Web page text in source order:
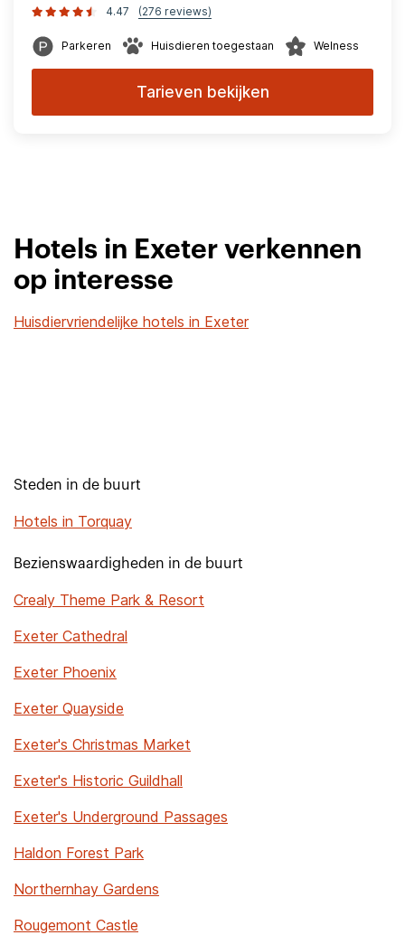
4.47
(276 reviews)
Parkeren Huisdieren toegestaan Welness
Tarieven bekijken
Hotels in Exeter verkennen
op interesse
Huisdiervriendelijke hotels in Exeter
Steden in de buurt
Hotels in Torquay
Bezienswaardigheden in de buurt
Crealy Theme Park & Resort
Exeter Cathedral
Exeter Phoenix
Exeter Quayside
Exeter's Christmas Market
Exeter's Historic Guildhall
Exeter's Underground Passages
Haldon Forest Park
Northernhay Gardens
Rougemont Castle